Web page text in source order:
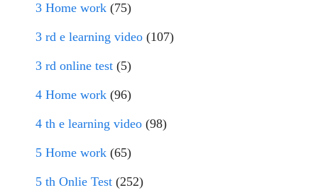
3 Home work (75)
3 rd e learning video (107)
3 rd online test (5)
4 Home work (96)
4 th e learning video (98)
5 Home work (65)
5 th Onlie Test (252)